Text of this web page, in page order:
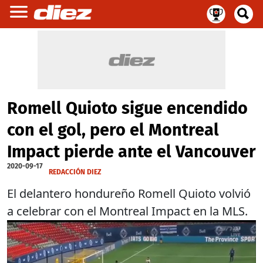
Romell Quioto sigue encendido
con el gol, pero el Montreal
Impact pierde ante el Vancouver
2020-09-17
REDACCIÓN DIEZ
El delantero hondureño Romell Quioto volvió
a celebrar con el Montreal Impact en la MLS.